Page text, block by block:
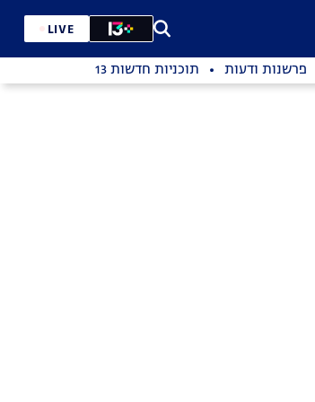
LIVE
פרשנות ודעות תוכניות חדשות 13